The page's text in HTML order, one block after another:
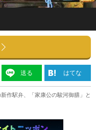
送る はてな
作駅弁、「家康公の駿河御膳」と